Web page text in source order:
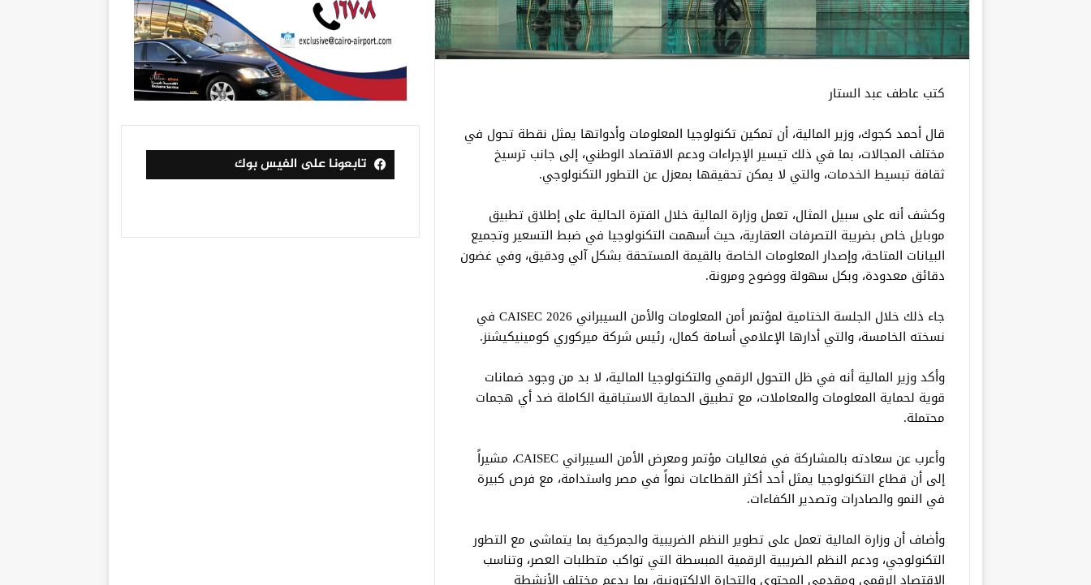
كتب عاطف عبد الستار
قال أحمد كجوك، وزير المالية، أن تمكين تكنولوجيا المعلومات وأدواتها يمثل نقطة تحول في
مختلف المجالات، بما في ذلك تيسير الإجراءات ودعم الاقتصاد الوطني، إلى جانب ترسيخ
ثقافة تبسيط الخدمات، والتي لا يمكن تحقيقها بمعزل عن التطور التكنولوجي.
وكشف أنه على سبيل المثال، تعمل وزارة المالية خلال الفترة الحالية على إطلاق تطبيق
موبايل خاص بضريبة التصرفات العقارية، حيث أسهمت التكنولوجيا في ضبط التسعير وتجميع
البيانات المتاحة، وإصدار المعلومات الخاصة بالقيمة المستحقة بشكل آلي ودقيق، وفي غضون
دقائق معدودة، وبكل سهولة ووضوح ومرونة.
جاء ذلك خلال الجلسة الختامية لمؤتمر أمن المعلومات والأمن السيبراني CAISEC 2026 في
نسخته الخامسة، والتي أدارها الإعلامي أسامة كمال، رئيس شركة ميركوري كومينيكيشنز.
وأكد وزير المالية أنه في ظل التحول الرقمي والتكنولوجيا المالية، لا بد من وجود ضمانات
قوية لحماية المعلومات والمعاملات، مع تطبيق الحماية الاستباقية الكاملة ضد أي هجمات
محتملة.
وأعرب عن سعادته بالمشاركة في فعاليات مؤتمر ومعرض الأمن السيبراني CAISEC، مشيراً
إلى أن قطاع التكنولوجيا يمثل أحد أكثر القطاعات نمواً في مصر واستدامة، مع فرص كبيرة
في النمو والصادرات وتصدير الكفاءات.
وأضاف أن وزارة المالية تعمل على تطوير النظم الضريبية والجمركية بما يتماشى مع التطور
التكنولوجي، ودعم النظم الضريبية الرقمية المبسطة التي تواكب متطلبات العصر، وتناسب
الاقتصاد الرقمي ومقدمي المحتوى والتجارة الإلكترونية، بما يدعم مختلف الأنشطة
تابعونا على الفيس بوك